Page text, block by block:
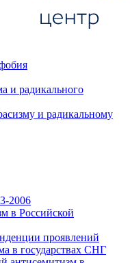
и радикального
и радикальному
2006
в Российской
проявлений
в государствах СНГ